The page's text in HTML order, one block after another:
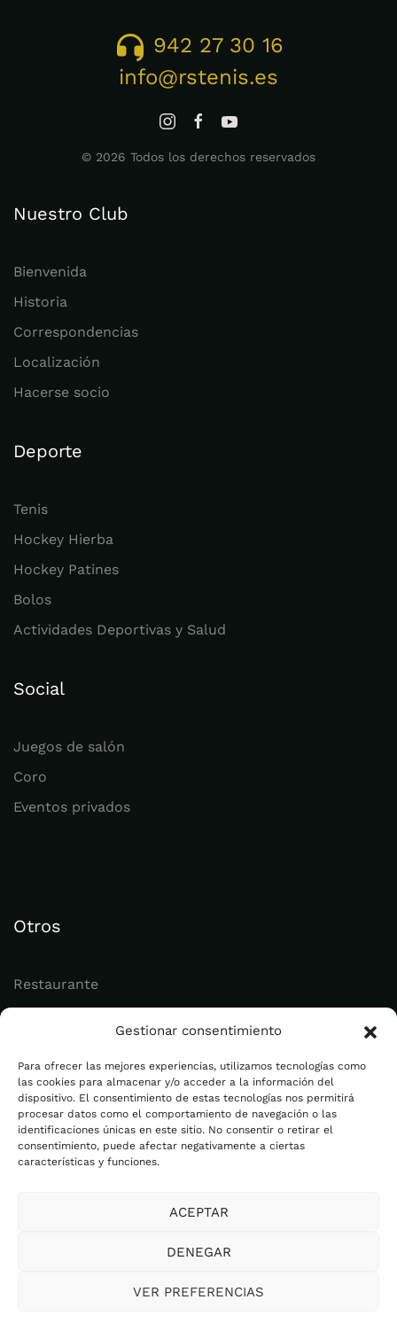
Gestionar consentimiento
Para ofrecer las mejores experiencias, utilizamos tecnologías como
las cookies para almacenar y/o acceder a la información del
dispositivo. El consentimiento de estas tecnologías nos permitirá
procesar datos como el comportamiento de navegación o las
identificaciones únicas en este sitio. No consentir o retirar el
consentimiento, puede afectar negativamente a ciertas
características y funciones.
ACEPTAR
DENEGAR
VER PREFERENCIAS
942 27 30 16
info@rstenis.es
© 2026 Todos los derechos reservados
Nuestro Club
Bienvenida
Historia
Correspondencias
Localización
Hacerse socio
Deporte
Tenis
Hockey Hierba
Hockey Patines
Bolos
Actividades Deportivas y Salud
Social
Juegos de salón
Coro
Eventos privados
Otros
Restaurante
Legal
Aviso legal